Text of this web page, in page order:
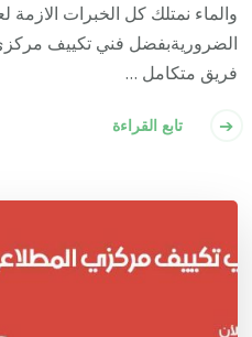
والماء نمتلك كل الخبرات الازمة
الضروريةبفضل فني تكييف
فريق متكامل …
تابع القراءة